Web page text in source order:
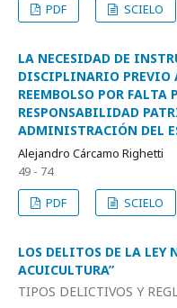
PDF
SCIELO
LA NECESIDAD DE
DISCIPLINARIO PREVIO
REEMBOLSO POR
RESPONSABILIDAD
ADMINISTRACIÓN DEL
Alejandro Cárcamo Righetti
49 - 74
PDF
SCIELO
LOS DELITOS DE LA LEY
ACUICULTURA”
TIPOS DELICTIVOS Y